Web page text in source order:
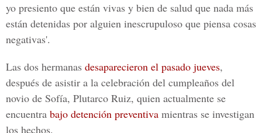
yo presiento que están vivas y bien de salud que nada más
están detenidas por alguien inescrupuloso que piensa cosas
negativas'.
Las dos hermanas desaparecieron el pasado jueves,
después de asistir a la celebración del cumpleaños del
novio de Sofía, Plutarco Ruiz, quien actualmente se
encuentra bajo detención preventiva mientras se investigan
los hechos.